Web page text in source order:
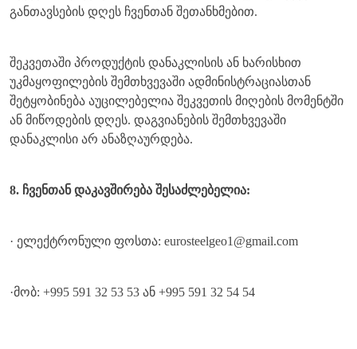
განთავსების დღეს ჩვენთან შეთანხმებით.
შეკვეთაში პროდუქტის დანაკლისის ან ხარისხით
უკმაყოფილების შემთხვევაში ადმინისტრაციასთან
შეტყობინება აუცილებელია შეკვეთის მიღების მომენტში
ან მიწოდების დღეს. დაგვიანების შემთხვევაში
დანაკლისი არ ანაზღაურდება.
8. ჩვენთან დაკავშირება შესაძლებელია:
· ელექტრონული ფოსთა: eurosteelgeo1@gmail.com
·მობ: +995 591 32 53 53 ან +995 591 32 54 54